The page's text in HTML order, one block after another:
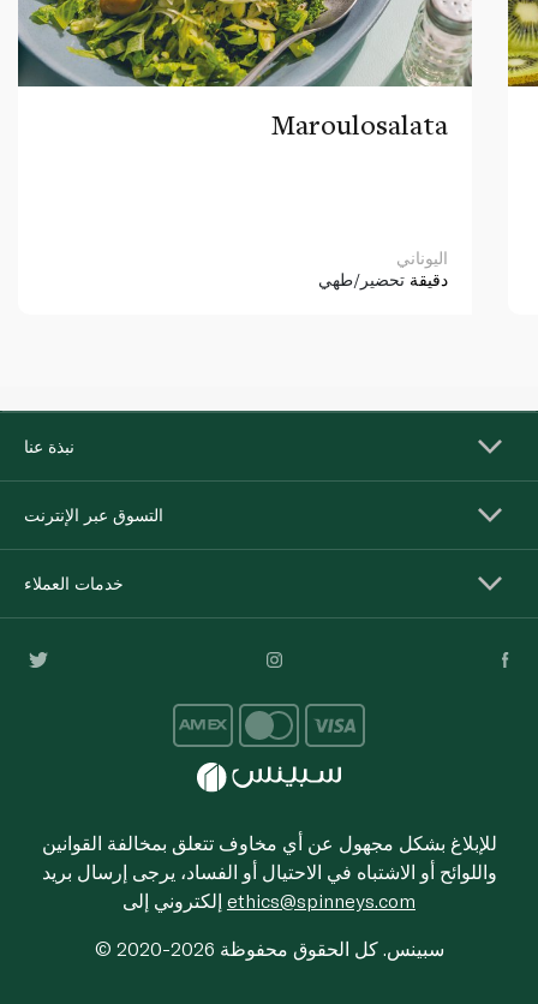
Maroulosalata
اليوناني
دقيقة تحضير/طهي
نبذة عنا
التسوق عبر الإنترنت
خدمات العملاء
للإبلاغ بشكل مجهول عن أي مخاوف تتعلق بمخالفة القوانين
واللوائح أو الاشتباه في الاحتيال أو الفساد، يرجى إرسال بريد
ethics@spinneys.com
© 2020-2026 سبينس. كل الحقوق محفوظة